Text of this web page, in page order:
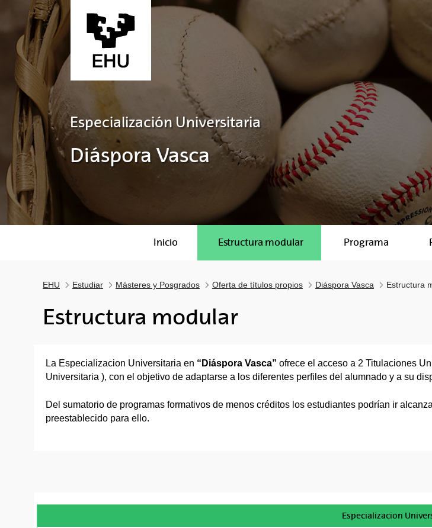
Saltar al contenido principal
Especialización Universitaria
Diáspora Vasca
Inicio Estructura modular Programa
EHU Estudiar Másteres y Posgrados Oferta de títulos propios Diáspora Vasca Estructura
Estructura modular
La Especializacion Universitaria en “Diáspora Vasca” ofrece el acceso a 2 Titulaciones
Universitaria ), con el objetivo de adaptarse a los diferentes perfiles del alumnado y a su
Del sumatorio de programas formativos de menos créditos los estudiantes podrían ir
preestablecido para ello.
Especializacion